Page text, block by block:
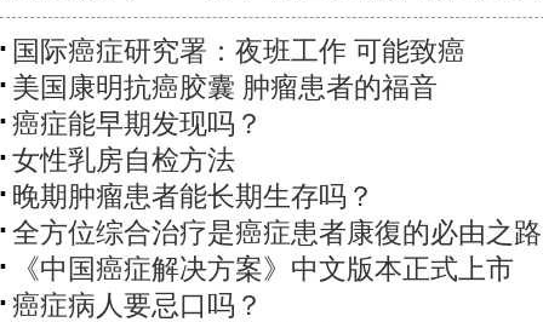
国际癌症研究署：夜班工作 可能致癌
美国康明抗癌胶囊 肿瘤患者的福音
癌症能早期发现吗？
女性乳房自检方法
晚期肿瘤患者能长期生存吗？
全方位综合治疗是癌症患者康復的必由之路
《中国癌症解决方案》中文版本正式上市
癌症病人要忌口吗？